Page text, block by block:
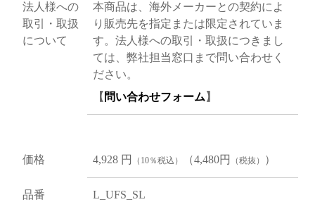
法人様への
取引・取扱
について
本商品は、海外メーカーとの契約によ
り販売先を指定または限定されていま
す。法人様への取引・取扱につきまし
ては、弊社担当窓口まで問い合わせく
ださい。
【 問い合わせフォーム 】
価格 4,928 円 （10％税込） （4,480円 （税抜） ）
品番 L_UFS_SL